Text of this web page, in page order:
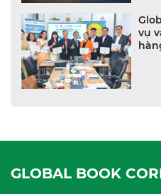
vụ
GLOBAL BOOK